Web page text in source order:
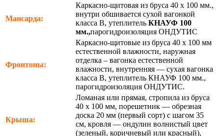
Мансарда:
Каркасно-щитовая из бруса 40 х 100 мм.,
внутри обшивается сухой вагонкой
класса В, утеплитель КНАУФ 100
мм.,парогидроизоляция ОНДУТИС
Фронтоны:
Каркасно-щитовые из бруса 40 х 100 мм
естественной влажности, наружная
отделка – вагонка естественной
влажности, внутренняя — сухая вагонка
класса В, утеплитель КНАУФ 100 мм.,
парогидроизоляция ОНДУТИС.
Крыша:
Ломаная или прямая, стропила из бруса
40 х 100 мм, порешетник — обрезная
доска 20 мм (первый сорт) с шагом 35
см, кровля — ондулин волнистый цвет
(зеленый, коричневый или красный),